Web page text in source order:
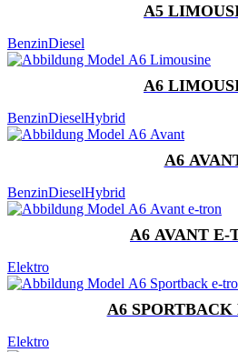
A5
BenzinDiesel
A6
BenzinDieselHybrid
A6
BenzinDieselHybrid
A6 AVANT E-
Elektro
A6 SPORTBACK
Elektro